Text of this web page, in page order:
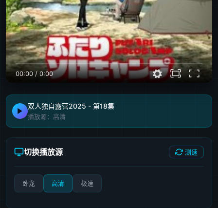
00:00/ 0:00
双人独自露营2025 - 第18集
播放源：高清
切换播放源 测速
卧龙 高清 极速